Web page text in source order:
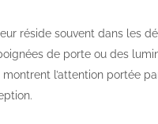
réside souvent dans
de porte ou des
l’attention portée